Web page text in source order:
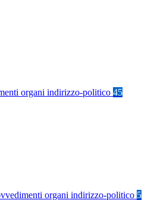
organi indirizzo-politico 45
organi indirizzo-politico 5